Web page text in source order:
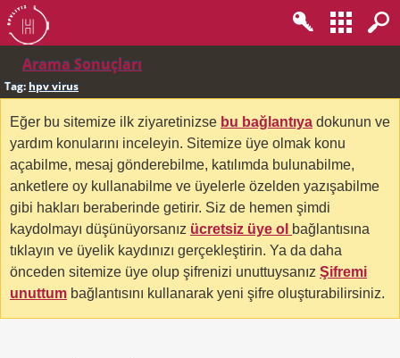
Arama Sonuçları
Tag: hpv virus
Eğer bu sitemize ilk ziyaretinizse bu bağlantıya dokunun ve
yardım konularını inceleyin. Sitemize üye olmak konu
açabilme, mesaj gönderebilme, katılımda bulunabilme,
anketlere oy kullanabilme ve üyelerle özelden yazışabilme
gibi hakları beraberinde getirir. Siz de hemen şimdi
kaydolmayı düşünüyorsanız ücretsiz üye ol bağlantısına
tıklayın ve üyelik kaydınızı gerçekleştirin. Ya da daha
önceden sitemize üye olup şifrenizi unuttuysanız Şifremi
unuttum bağlantısını kullanarak yeni şifre oluşturabilirsiniz.